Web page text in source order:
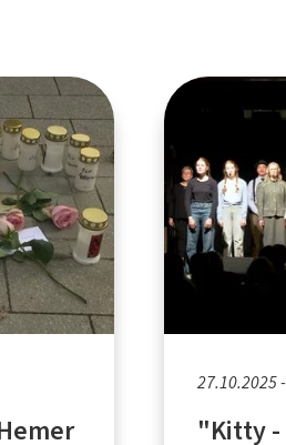
27.10.2025
"Kitty -